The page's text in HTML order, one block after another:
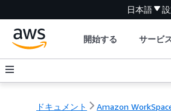
日本語
開始する サービ
ドキュメント Amazon